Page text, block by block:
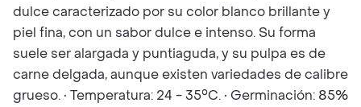
dulce caracterizado por su color blanco brillante y
piel fina, con un sabor dulce e intenso. Su forma
suele ser alargada y puntiaguda, y su pulpa es de
carne delgada, aunque existen variedades de calibre
grueso. • Temperatura: 24 - 35°C. • Germinación: 85%